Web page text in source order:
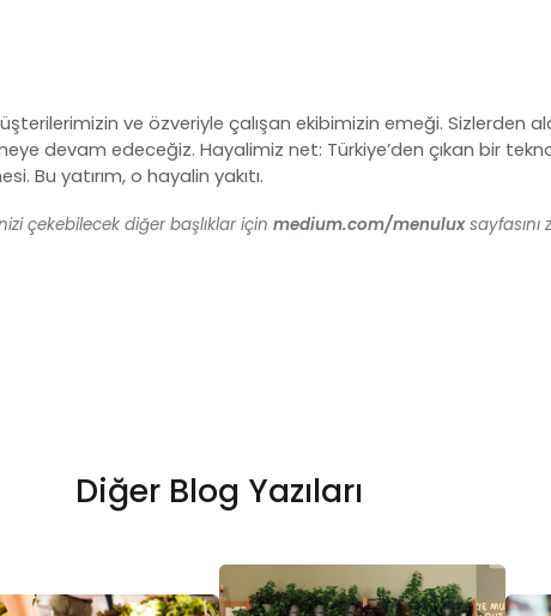
ve özveriyle çalışan ekibimizin emeği. Sizlerden
devam edeceğiz. Hayalimiz net: Türkiye’den çıkan bir
Bu yatırım, o hayalin yakıtı.
çekebilecek diğer başlıklar için medium.com/menuluxsayfasını
Diğer Blog Yazıları